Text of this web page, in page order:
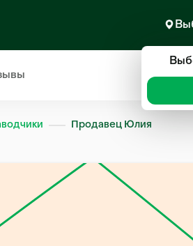
Продавец Юлия